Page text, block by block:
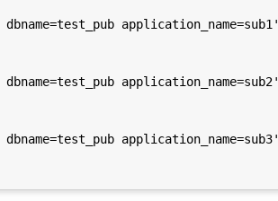
application_name=sub1'
application_name=sub2'
application_name=sub3'